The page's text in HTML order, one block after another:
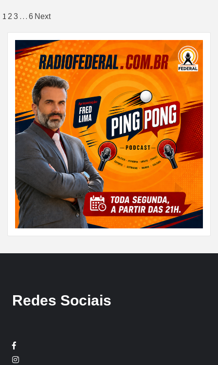
Paginação
de
posts
1 2 3 … 6 Next
Redes Sociais
Facebook
Twitter